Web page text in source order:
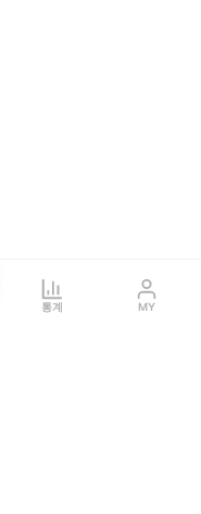
통계 MY